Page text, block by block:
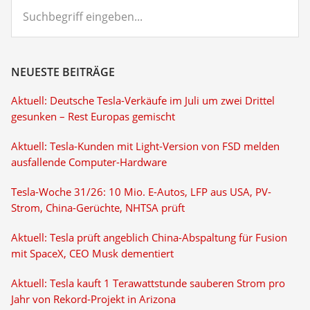
eingeben...
NEUESTE BEITRÄGE
Aktuell: Deutsche Tesla-Verkäufe im Juli um zwei Drittel
gesunken – Rest Europas gemischt
Aktuell: Tesla-Kunden mit Light-Version von FSD melden
ausfallende Computer-Hardware
Tesla-Woche 31/26: 10 Mio. E-Autos, LFP aus USA, PV-
Strom, China-Gerüchte, NHTSA prüft
Aktuell: Tesla prüft angeblich China-Abspaltung für Fusion
mit SpaceX, CEO Musk dementiert
Aktuell: Tesla kauft 1 Terawattstunde sauberen Strom pro
Jahr von Rekord-Projekt in Arizona